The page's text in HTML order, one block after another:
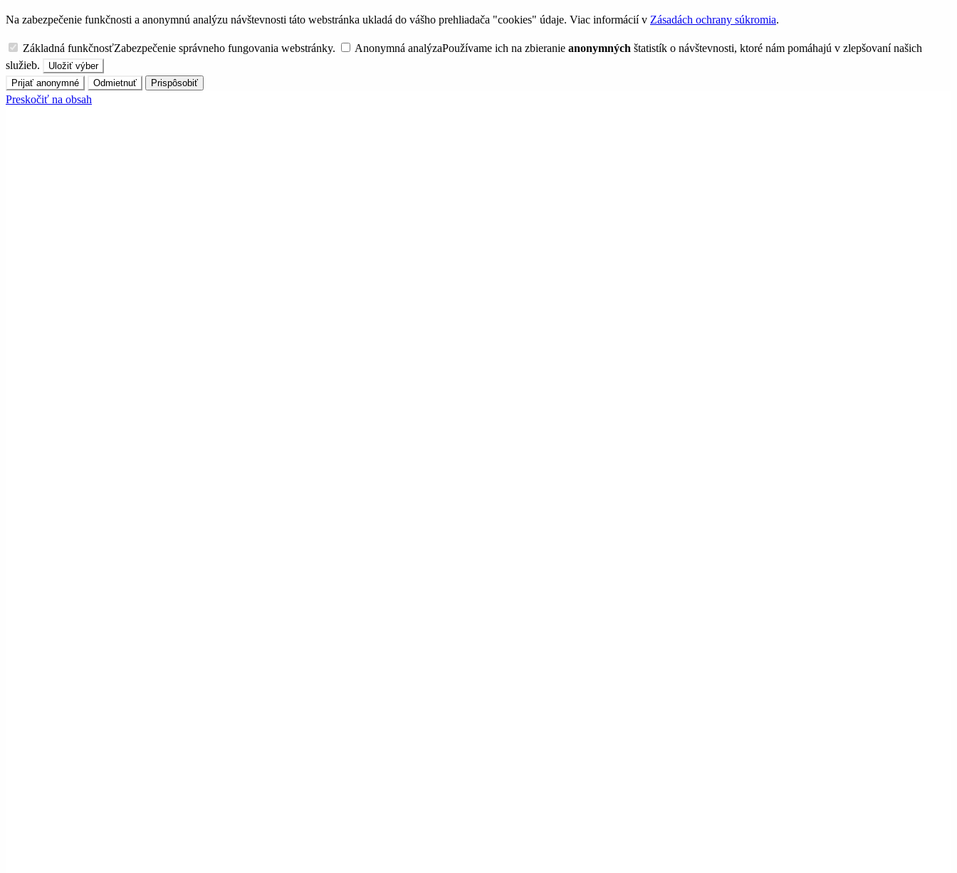
Na zabezpečenie funkčnosti a anonymnú analýzu návštevnosti táto webstránka ukladá do vášho prehliadača "cookies" údaje. Viac informácií v Zásadách ochrany súkromia.
Základná funkčnosťZabezpečenie správneho fungovania webstránky. Anonymná analýzaPoužívame ich na zbieranie anonymných štatistík o návštevnosti, ktoré nám pomáhajú v zlepšovaní našich
služieb.
Uložiť výber
Prijať anonymné
Odmietnuť Prispôsobiť
Preskočiť na obsah